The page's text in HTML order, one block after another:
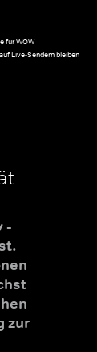
für WOW
Live-Sendern bleiben
-
zur